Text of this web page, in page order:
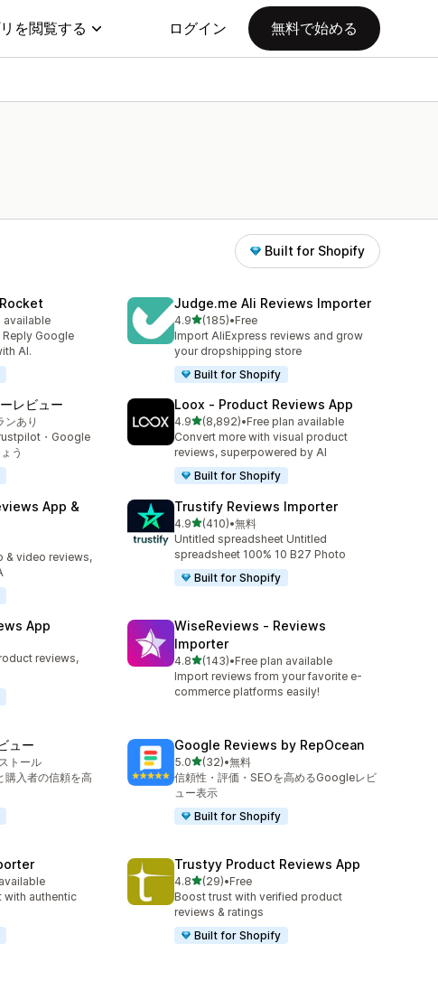
を閲覧する ログイン 無料で始める
Built for Shopify
available
Google
AI.
Judge.me Ali Reviews Importer
4.95つ星中
(185)
合計レビュー数：185件
•Free
Import AliExpress reviews and grow
your dropshipping store
Built for Shopify
レビュー
件
ンあり
・Google
う
Loox ‑ Product Reviews App
4.95つ星中
(8,892)
合計レビュー数：8892件
•Free plan available
Convert more with visual product
reviews, superpowered by AI
Built for Shopify
App &
& video reviews,
Trustify Reviews Importer
4.95つ星中
(410)
合計レビュー数：410件
•無料
Untitled spreadsheet Untitled
spreadsheet 100% 10 B27 Photo
Built for Shopify
App
reviews,
WiseReviews ‑ Reviews
Importer
4.85つ星中
(143)
合計レビュー数：143件
•Free plan available
Import reviews from your favorite e-
commerce platforms easily!
ュー
トール
購入者の信頼を高
Google Reviews by RepOcean
5.05つ星中
(32)
合計レビュー数：32件
•無料
信頼性・評価・SEOを高めるGoogleレビ
ュー表示
Built for Shopify
with authentic
Trustyy Product Reviews App
4.85つ星中
(29)
合計レビュー数：29件
•Free
Boost trust with verified product
reviews & ratings
Built for Shopify